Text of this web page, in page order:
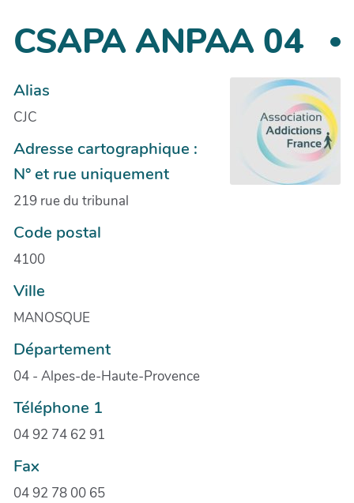
CSAPA ANPAA 04
Alias
CJC
Adresse cartographique :
N° et rue uniquement
219 rue du tribunal
Code postal
4100
Ville
MANOSQUE
Département
04 - Alpes-de-Haute-Provence
Téléphone 1
04 92 74 62 91
Fax
04 92 78 00 65